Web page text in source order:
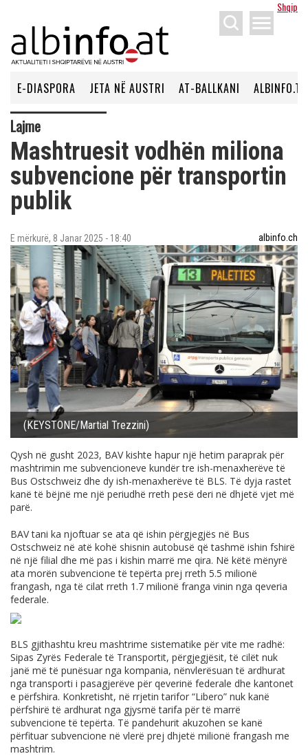
Shqip
menu
E-DIASPORA JETA NË AUSTRI AT-BALLKANI ALBINFO.TV
Lajme
Mashtruesit vodhën miliona
subvencione për transportin
publik
E mërkurë, 8 Janar 2025 - 18:40 albinfo.ch
(KEYSTONE/Martial Trezzini)
Qysh në gusht 2023, BAV kishte hapur një hetim paraprak për
mashtrimin me subvencioneve kundër tre ish-menaxherëve të
Bus Ostschweiz dhe dy ish-menaxherëve të BLS. Të dyja rastet
kanë të bëjnë me një periudhë rreth pesë deri në dhjetë vjet më
parë.
BAV tani ka njoftuar se ata që ishin përgjegjës në Bus
Ostschweiz në atë kohë shisnin autobusë që tashmë ishin fshirë
në një filial dhe më pas i kishin marrë me qira. Në këtë mënyrë
ata morën subvencione të tepërta prej rreth 5.5 milionë
frangash, nga të cilat rreth 1.7 milionë franga vinin nga qeveria
federale.
BLS gjithashtu kreu mashtrime sistematike për vite me radhë:
Sipas Zyrës Federale të Transportit, përgjegjësit, të cilët nuk
janë më të punësuar nga kompania, nënvlerësuan të ardhurat
nga transporti i pasagjerëve për qeverinë federale dhe kantonet
e përfshira. Konkretisht, në rrjetin tarifor “Libero” nuk kanë
përfshirë të ardhurat nga gjysmë tarifa për të marrë
subvencione të tepërta. Të pandehurit akuzohen se kanë
përfituar subvencione në vlerë prej dhjetë milionë frangash me
mashtrim.